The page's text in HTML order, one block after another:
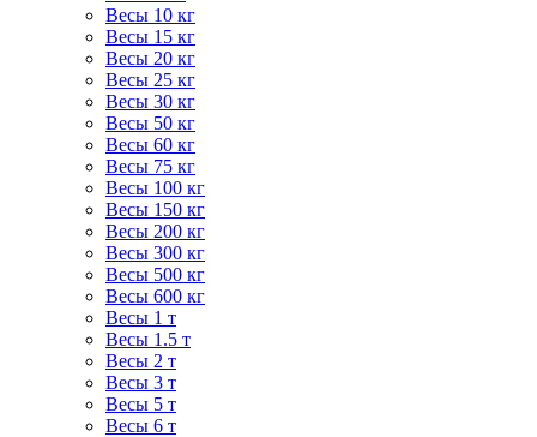
Весы 10 кг
Весы 15 кг
Весы 20 кг
Весы 25 кг
Весы 30 кг
Весы 50 кг
Весы 60 кг
Весы 75 кг
Весы 100 кг
Весы 150 кг
Весы 200 кг
Весы 300 кг
Весы 500 кг
Весы 600 кг
Весы 1 т
Весы 1.5 т
Весы 2 т
Весы 3 т
Весы 5 т
Весы 6 т